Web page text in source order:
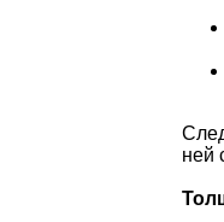
ней